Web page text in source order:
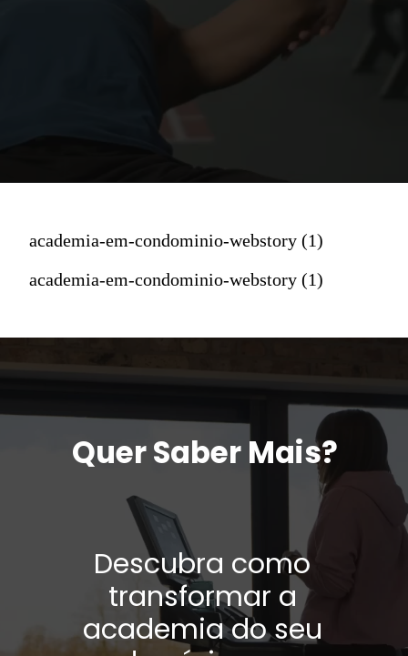
academia-em-condominio-webstory (1)
academia-em-condominio-webstory (1)
Quer Saber Mais?
Descubra como
transformar a
academia do seu